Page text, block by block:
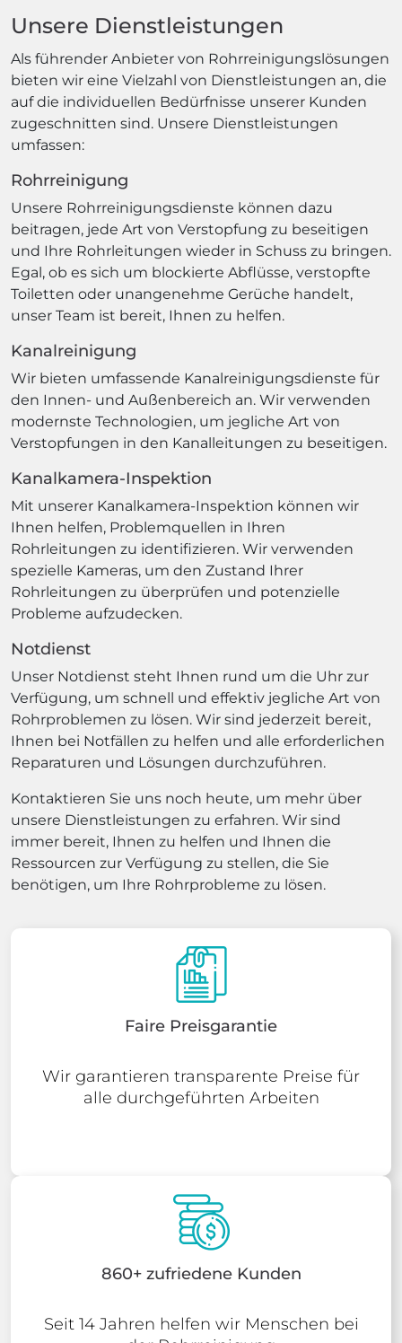
Unsere Dienstleistungen
Als führender Anbieter von Rohrreinigungslösungen
bieten wir eine Vielzahl von Dienstleistungen an, die
auf die individuellen Bedürfnisse unserer Kunden
zugeschnitten sind. Unsere Dienstleistungen
umfassen:
Rohrreinigung
Unsere Rohrreinigungsdienste können dazu
beitragen, jede Art von Verstopfung zu beseitigen
und Ihre Rohrleitungen wieder in Schuss zu bringen.
Egal, ob es sich um blockierte Abflüsse, verstopfte
Toiletten oder unangenehme Gerüche handelt,
unser Team ist bereit, Ihnen zu helfen.
Kanalreinigung
Wir bieten umfassende Kanalreinigungsdienste für
den Innen- und Außenbereich an. Wir verwenden
modernste Technologien, um jegliche Art von
Verstopfungen in den Kanalleitungen zu beseitigen.
Kanalkamera-Inspektion
Mit unserer Kanalkamera-Inspektion können wir
Ihnen helfen, Problemquellen in Ihren
Rohrleitungen zu identifizieren. Wir verwenden
spezielle Kameras, um den Zustand Ihrer
Rohrleitungen zu überprüfen und potenzielle
Probleme aufzudecken.
Notdienst
Unser Notdienst steht Ihnen rund um die Uhr zur
Verfügung, um schnell und effektiv jegliche Art von
Rohrproblemen zu lösen. Wir sind jederzeit bereit,
Ihnen bei Notfällen zu helfen und alle erforderlichen
Reparaturen und Lösungen durchzuführen.
Kontaktieren Sie uns noch heute, um mehr über
unsere Dienstleistungen zu erfahren. Wir sind
immer bereit, Ihnen zu helfen und Ihnen die
Ressourcen zur Verfügung zu stellen, die Sie
benötigen, um Ihre Rohrprobleme zu lösen.
Faire Preisgarantie
Wir garantieren transparente Preise für
alle durchgeführten Arbeiten
860+ zufriedene Kunden
Seit 14 Jahren helfen wir Menschen bei